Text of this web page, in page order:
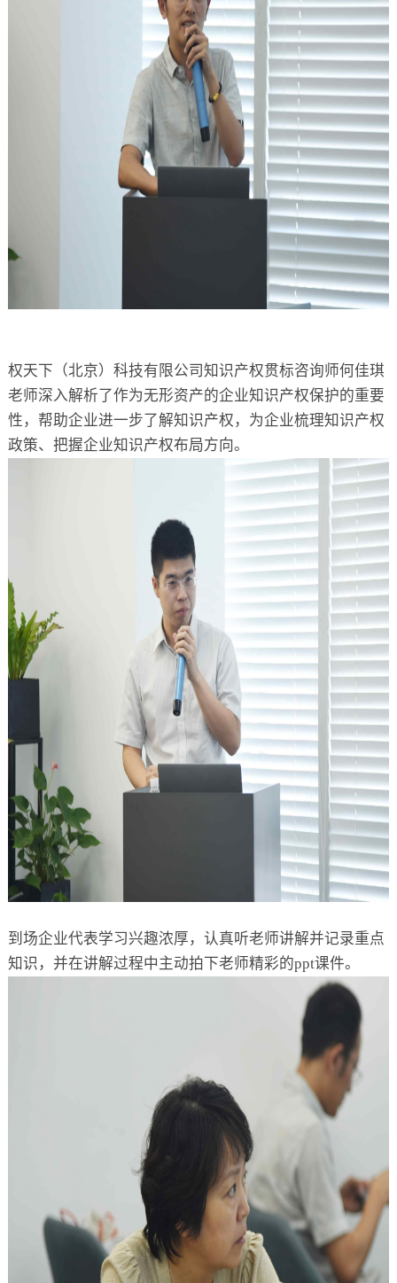
权天下（北京）科技有限公司知识产权贯标咨询师何佳琪
老师深入解析了作为无形资产的企业知识产权保护的重要
性，帮助企业进一步了解知识产权，为企业梳理知识产权
政策、把握企业知识产权布局方向。
到场企业代表学习兴趣浓厚，认真听老师讲解并记录重点
知识，并在讲解过程中主动拍下老师精彩的ppt课件。